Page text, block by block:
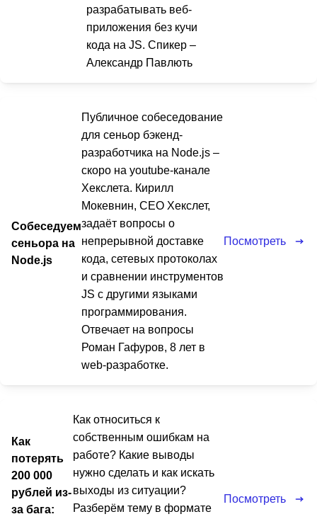
разрабатывать веб-
приложения без кучи
кода на JS. Спикер –
Александр Павлють
Собеседуем
сеньора на
Node.js
Публичное собеседование
для сеньор бэкенд-
разработчика на Node.js –
скоро на youtube-канале
Хекслета. Кирилл
Мокевнин, CEO Хекслет,
задаёт вопросы о
непрерывной доставке
кода, сетевых протоколах
и сравнении инструментов
JS с другими языками
программирования.
Отвечает на вопросы
Роман Гафуров, 8 лет в
web-разработке.
Посмотреть
Как
потерять
200 000
рублей из-
за бага:
Как относиться к
собственным ошибкам на
работе? Какие выводы
нужно сделать и как искать
выходы из ситуации?
Разберём тему в формате
Посмотреть